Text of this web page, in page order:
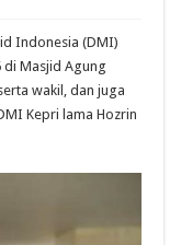
Indonesia (DMI)
di Masjid Agung
wakil, dan juga
Kepri lama Hozrin